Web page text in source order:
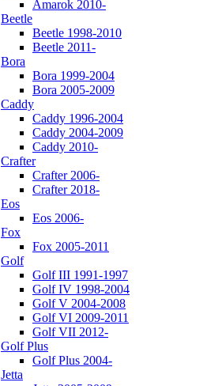
Amarok 2010-
Beetle
Beetle 1998-2010
Beetle 2011-
Bora
Bora 1999-2004
Bora 2005-2009
Caddy
Caddy 1996-2004
Caddy 2004-2009
Caddy 2010-
Crafter
Crafter 2006-
Crafter 2018-
Eos
Eos 2006-
Fox
Fox 2005-2011
Golf
Golf III 1991-1997
Golf IV 1998-2004
Golf V 2004-2008
Golf VI 2009-2011
Golf VII 2012-
Golf Plus
Golf Plus 2004-
Jetta